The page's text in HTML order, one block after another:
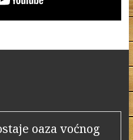
oaza voćnog